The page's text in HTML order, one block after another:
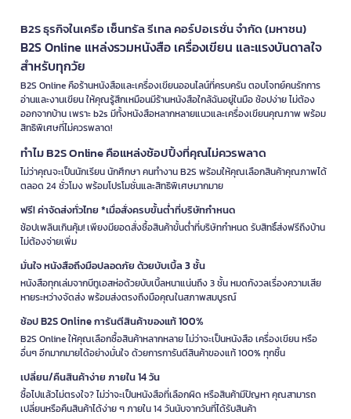
B2S ธุรกิจในเครือ เซ็นทรัล รีเทล คอร์ปอเรชั่น จำกัด (มหาชน)
B2S Online แหล่งรวมหนังสือ เครื่องเขียน และแรงบันดาลใจ
สำหรับทุกวัย
B2S Online คือร้านหนังสือและเครื่องเขียนออนไลน์ที่ครบครัน ตอบโจทย์คนรักการ
อ่านและงานเขียน ให้คุณรู้สึกเหมือนมีร้านหนังสือใกล้ฉันอยู่ในมือ ช้อปง่าย ไม่ต้อง
ออกจากบ้าน เพราะ b2s มีทั้งหนังสือหลากหลายแนวและเครื่องเขียนคุณภาพ พร้อม
สิทธิพิเศษที่ไม่ควรพลาด!
ทำไม B2S Online คือแหล่งช้อปปิ้งที่คุณไม่ควรพลาด
ไม่ว่าคุณจะเป็นนักเรียน นักศึกษา คนทำงาน B2S พร้อมให้คุณเลือกสินค้าคุณภาพได้
ตลอด 24 ชั่วโมง พร้อมโปรโมชั่นและสิทธิพิเศษมากมาย
ฟรี! ค่าจัดส่งทั่วไทย *เมื่อสั่งครบขั้นต่ำที่บริษัทกำหนด
ช้อปเพลินเกินคุ้ม! เพียงมียอดสั่งซื้อสินค้าขั้นต่ำที่บริษัทกำหนด รับสิทธิ์ส่งฟรีถึงบ้าน
ไม่ต้องจ่ายเพิ่ม
มั่นใจ หนังสือถึงมือปลอดภัย ด้วยบับเบิ้ล 3 ชั้น
หนังสือทุกเล่มจากบีทูเอสห่อด้วยบับเบิ้ลหนาแน่นถึง 3 ชั้น หมดกังวลเรื่องความเสีย
หายระหว่างจัดส่ง พร้อมส่งตรงถึงมือคุณในสภาพสมบูรณ์
ช้อป B2S Online การันตีสินค้าของแท้ 100%
B2S Online ให้คุณเลือกซื้อสินค้าหลากหลาย ไม่ว่าจะเป็นหนังสือ เครื่องเขียน หรือ
อื่นๆ อีกมากมายได้อย่างมั่นใจ ด้วยการการันตีสินค้าของแท้ 100% ทุกชิ้น
เปลี่ยน/คืนสินค้าง่าย ภายใน 14 วัน
ซื้อไปแล้วไม่ตรงใจ? ไม่ว่าจะเป็นหนังสือที่เลือกผิด หรือสินค้ามีปัญหา คุณสามารถ
เปลี่ยนหรือคืนสินค้าได้ง่าย ๆ ภายใน 14 วันนับจากวันที่ได้รับสินค้า